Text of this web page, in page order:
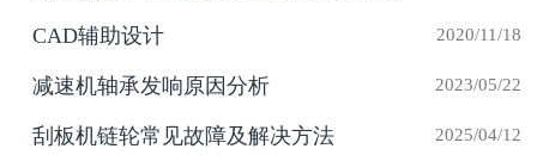
2020/11/18
CAD辅助设计
2023/05/22
减速机轴承发响原因分析
2025/04/12
刮板机链轮常见故障及解决方法